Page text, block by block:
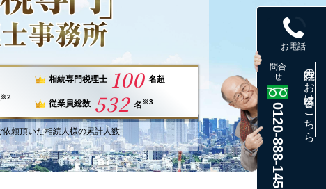
※2
相続専門税理士 100 名超
従業員総数 532 名※3
依頼頂いた相続人様の累計人数
お電話
問合
せ
0120-888-145
既存のお客様はこちら